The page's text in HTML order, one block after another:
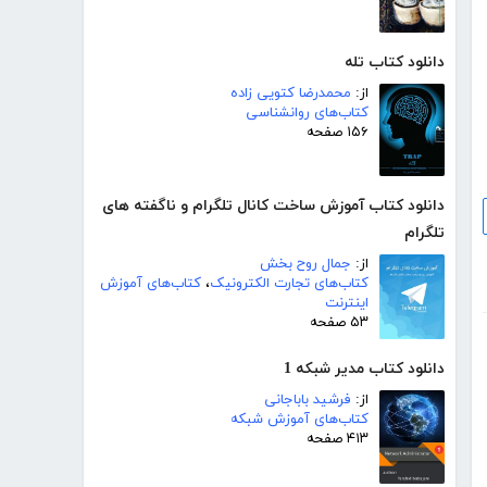
دانلود کتاب تله
از: محمدرضا کتویی زاده
کتاب‌های روانشناسی
۱۵۶ صفحه
دانلود کتاب آموزش ساخت کانال تلگرام و ناگفته های
تلگرام
از: جمال روح بخش
کتاب‌های تجارت الکترونیک، کتاب‌های آموزش
اینترنت
۵۳ صفحه
دانلود کتاب مدیر شبکه 1
از: فرشید باباجانی
کتاب‌های آموزش شبکه
۴۱۳ صفحه